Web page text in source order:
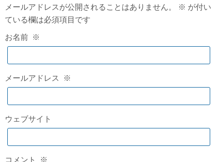
メールアドレスが公開されることはありません。 ※ が付い
ている欄は必須項目です
お名前 ※
メールアドレス ※
ウェブサイト
コメント ※